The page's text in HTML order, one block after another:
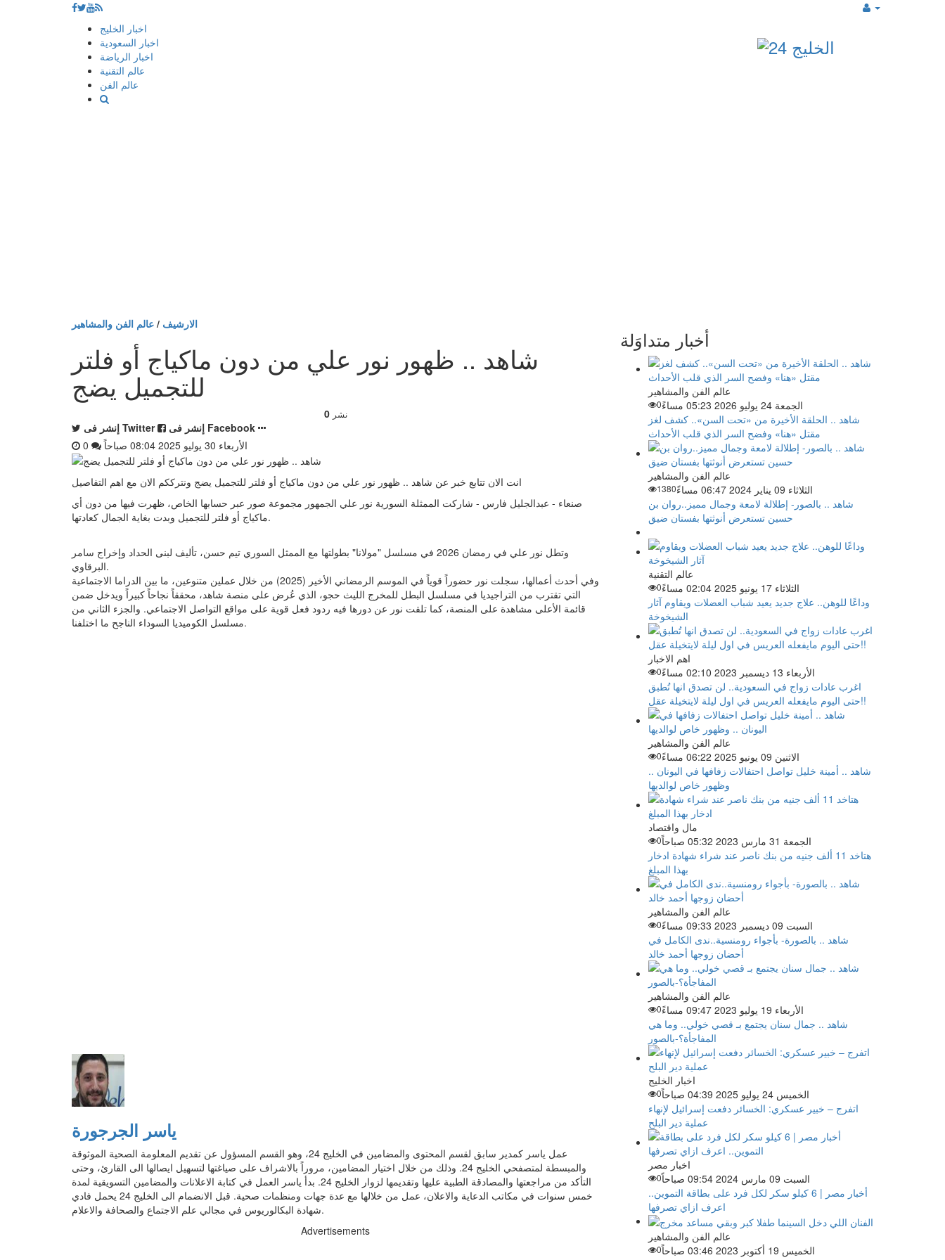
إذهب
المحتوى
اخبار الخليج
اخبار السعودية
اخبار الرياضة
عالم التقنية
عالم الفن
الارشيف / عالم الفن والمشاهير
شاهد .. ظهور نور علي من دون ماكياج أو فلتر
للتجميل يضج
0 نشر
إنشر فى Twitter
إنشر فى Facebook
الأربعاء 30 يوليو 2025 08:04 صباحاً
انت الان تتابع خبر عن شاهد .. ظهور نور علي من دون ماكياج أو فلتر للتجميل يضج ونترككم الان مع اهم التفاصيل
صنعاء - عبدالجليل فارس - شاركت الممثلة السورية نور علي الجمهور مجموعة صور عبر حسابها الخاص، ظهرت فيها من دون أي
ماكياج أو فلتر للتجميل وبدت بغاية الجمال كعادتها.
وتطل نور علي في رمضان 2026 في مسلسل "مولانا" بطولتها مع الممثل السوري تيم حسن، تأليف لبنى الحداد وإخراج سامر
البرقاوي.
وفي أحدث أعمالها، سجلت نور حضوراً قوياً في الموسم الرمضاني الأخير (2025) من خلال عملين متنوعين، ما بين الدراما الاجتماعية
التي تقترب من التراجيديا في مسلسل البطل للمخرج الليث حجو، الذي عُرض على منصة شاهد، محققاً نجاحاً كبيراً ويدخل ضمن
قائمة الأعلى مشاهدة على المنصة، كما تلقت نور عن دورها فيه ردود فعل قوية على مواقع التواصل الاجتماعي. والجزء الثاني من
مسلسل الكوميديا السوداء الناجح ما اختلفنا.
ياسر الجرجورة
عمل ياسر كمدير سابق لقسم المحتوى والمضامين في الخليج 24، وهو القسم المسؤول عن تقديم المعلومة الصحية الموثوقة
والمبسطة لمتصفحي الخليج 24. وذلك من خلال اختيار المضامين، مروراً بالاشراف على صياغتها لتسهيل ايصالها الى القارئ، وحتى
التأكد من مراجعتها والمصادقة الطبية عليها وتقديمها لزوار الخليج 24. بدأ ياسر العمل في كتابة الاعلانات والمضامين التسويقية لمدة
خمس سنوات في مكاتب الدعاية والاعلان، عمل من خلالها مع عدة جهات ومنظمات صحية. قبل الانضمام الى الخليج 24 يحمل فادي
شهادة البكالوريوس في مجالي علم الاجتماع والصحافة والاعلام.
Advertisements
أخبار متداوَلة
عالم الفن والمشاهير
الجمعة 24 يوليو 2026 05:23 مساءً
0
شاهد .. الحلقة الأخيرة من «تحت السن».. كشف لغز
مقتل «هنا» وفضح السر الذي قلب الأحداث
عالم الفن والمشاهير
الثلاثاء 09 يناير 2024 06:47 مساءً
1380
شاهد .. بالصور- إطلالة لامعة وجمال مميز..روان بن
حسين تستعرض أنوثتها بفستان ضيق
عالم التقنية
الثلاثاء 17 يونيو 2025 02:04 مساءً
0
وداعًا للوهن.. علاج جديد يعيد شباب العضلات ويقاوم آثار
الشيخوخة
اهم الاخبار
الأربعاء 13 ديسمبر 2023 02:10 مساءً
0
اغرب عادات زواج في السعودية.. لن تصدق انها تُطبق
حتى اليوم مايفعله العريس في اول ليلة لايتخيلة عقل!!
عالم الفن والمشاهير
الاثنين 09 يونيو 2025 06:22 مساءً
0
شاهد .. أمينة خليل تواصل احتفالات زفافها في اليونان ..
وظهور خاص لوالديها
مال واقتصاد
الجمعة 31 مارس 2023 05:32 صباحاً
0
هتاخد 11 ألف جنيه من بنك ناصر عند شراء شهادة ادخار
بهذا المبلغ
عالم الفن والمشاهير
السبت 09 ديسمبر 2023 09:33 مساءً
0
شاهد .. بالصورة- بأجواء رومنسية..ندى الكامل في
أحضان زوجها أحمد خالد
عالم الفن والمشاهير
الأربعاء 19 يوليو 2023 09:47 مساءً
0
شاهد .. جمال سنان يجتمع بـ قصي خولي.. وما هي
المفاجأة؟-بالصور
اخبار الخليج
الخميس 24 يوليو 2025 04:39 صباحاً
0
اتفرج – خبير عسكري: الخسائر دفعت إسرائيل لإنهاء
عملية دير البلح
اخبار مصر
السبت 09 مارس 2024 09:54 صباحاً
0
أخبار مصر | 6 كيلو سكر لكل فرد على بطاقة التموين..
اعرف ازاي تصرفها
عالم الفن والمشاهير
الخميس 19 أكتوبر 2023 03:46 صباحاً
0